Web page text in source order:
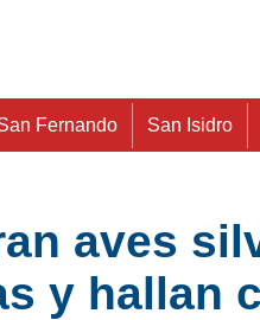
Fernando San Isidro
aves
y hallan